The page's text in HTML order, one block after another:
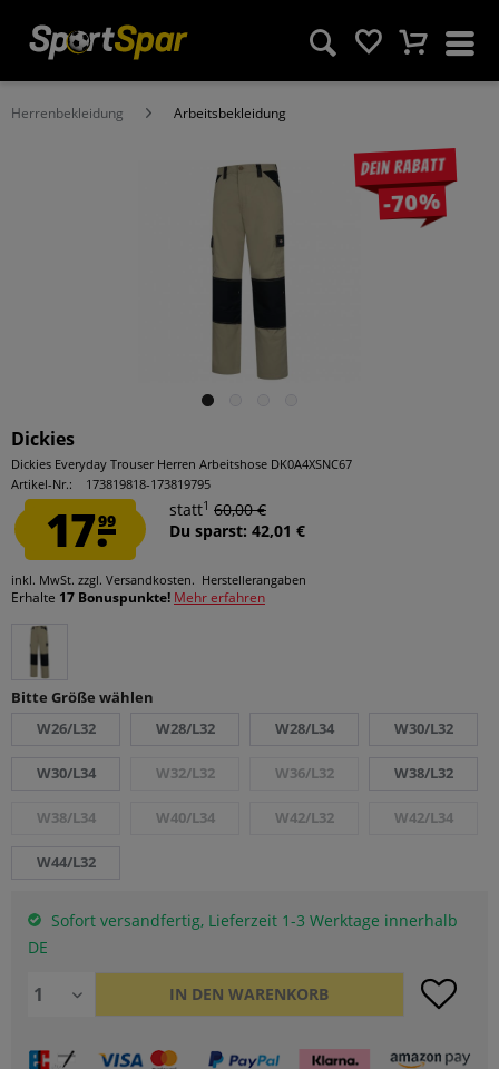
Herrenbekleidung Arbeitsbekleidung
Dein Rabatt
-70%
Dickies
Dickies Everyday Trouser Herren Arbeitshose DK0A4XSNC67
Artikel-Nr.:
173819818-173819795
17.99
statt1 60,00 €
Du sparst: 42,01 €
inkl. MwSt. zzgl. Versandkosten. Herstellerangaben
Erhalte 17 Bonuspunkte! Mehr erfahren
Bitte Größe wählen
W26/L32
W28/L32 W28/L34 W30/L32
W30/L34 W32/L32 W36/L32 W38/L32
W38/L34 W40/L34 W42/L32 W42/L34
W44/L32
Sofort versandfertig, Lieferzeit 1-3 Werktage innerhalb
DE
IN DEN WARENKORB